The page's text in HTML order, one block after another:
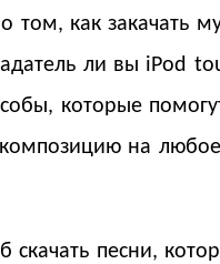
том, как закачать
ли вы iPod
которые
на любое
скачать песни,